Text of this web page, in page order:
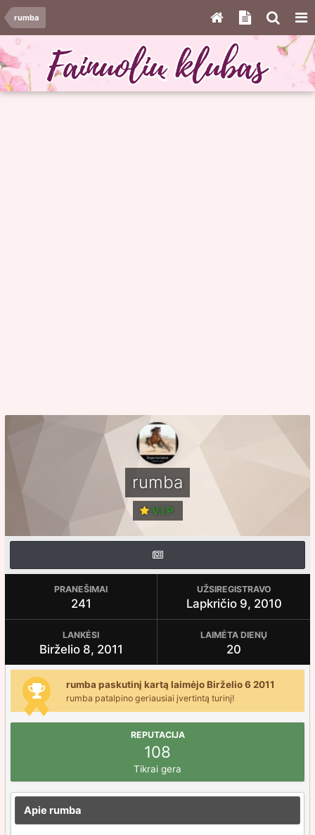
rumba
rumba
V.I.P.
PRANEŠIMAI
241
UŽSIREGISTRAVO
Lapkričio 9, 2010
LANKĖSI
Birželio 8, 2011
LAIMĖTA DIENŲ
20
rumba paskutinį kartą laimėjo Birželio 6 2011
rumba patalpino geriausiai įvertintą turinį!
REPUTACIJA
108
Tikrai gera
Apie rumba